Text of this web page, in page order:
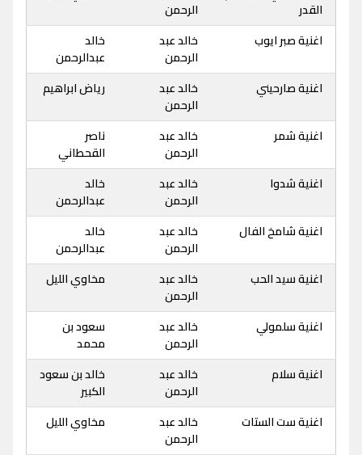
القدر
الرحمن
اغنية صبر ايوب
خالد عبد
الرحمن
خالد
عبدالرحمن
اغنية صارحيني
خالد عبد
الرحمن
رياض ابراهيم
اغنية شمر
خالد عبد
الرحمن
ناصر
القحطاني
اغنية شدوا
خالد عبد
الرحمن
خالد
عبدالرحمن
اغنية شامخ الفال
خالد عبد
الرحمن
خالد
عبدالرحمن
اغنية سيد الحب
خالد عبد
الرحمن
مخاوي الليل
اغنية سلمولي
خالد عبد
الرحمن
سعود بن
محمد
اغنية سلام
خالد عبد
الرحمن
خالد بن سعود
الكبير
اغنية ست الستات
خالد عبد
الرحمن
مخاوي الليل